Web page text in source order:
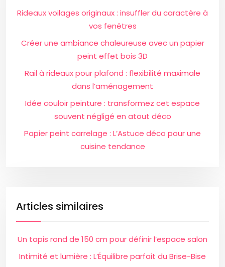
Rideaux voilages originaux : insuffler du caractère à
vos fenêtres
Créer une ambiance chaleureuse avec un papier
peint effet bois 3D
Rail à rideaux pour plafond : flexibilité maximale
dans l’aménagement
Idée couloir peinture : transformez cet espace
souvent négligé en atout déco
Papier peint carrelage : L’Astuce déco pour une
cuisine tendance
Articles similaires
Un tapis rond de 150 cm pour définir l’espace salon
Intimité et lumière : L’Équilibre parfait du Brise-Bise